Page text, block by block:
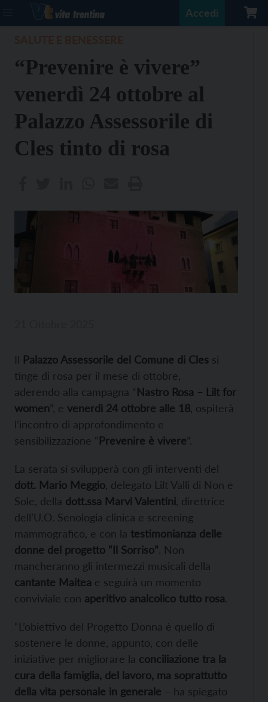
Accedi
“Prevenire è vivere”
venerdì 24 ottobre al
Palazzo Assessorile di
Cles tinto di rosa
Il Palazzo Assessorile del Comune di Cles si
tinge di rosa per il mese di ottobre,
aderendo alla campagna “Nastro Rosa – Lilt for
women”, e venerdì 24 ottobre alle 18 , ospiterà
l’incontro di approfondimento e
sensibilizzazione “Prevenire è vivere”.
La serata si svilupperà con gli interventi del
dott. Mario Meggio , delegato Lilt Valli di Non e
Sole, della dott.ssa Marvi Valentini , direttrice
dell’U.O. Senologia clinica e screening
mammografico, e con la testimonianza delle
donne del progetto “Il Sorriso”. Non
mancheranno gli intermezzi musicali della
cantante Maitea e seguirà un momento
conviviale con aperitivo analcolico tutto rosa.
“L’obiettivo del Progetto Donna è quello di
sostenere le donne, appunto, con delle
iniziative per migliorare la conciliazione tra la
cura della famiglia, del lavoro, ma soprattutto
della vita personale in generale – ha spiegato